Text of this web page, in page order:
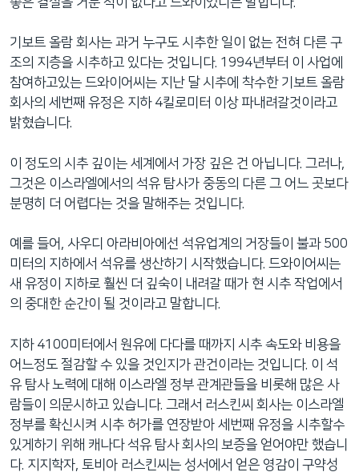
기보트 올람 회사는 과거 누구도 시추한 일이 없는 전혀 다른 구
조의 지층을 시추하고 있다는 것입니다. 1994년부터 이 사업에
참여하고있는 드와이어씨는 지난 달 시추에 착수한 기보트 올람
회사의 세번째 유정은 지하 4킬로미터 이상 파내려갈것이라고
밝혔습니다.
이 정도의 시추 깊이는 세계에서 가장 깊은 건 아닙니다. 그러나,
그것은 이스라엘에서의 석유 탐사가 중동의 다른 그 어느 곳보다
분명히 더 어렵다는 것을 말해주는 것입니다.
예를 들어, 사우디 아라비아에선 석유업계의 거장들이 불과 500
미터의 지하에서 석유를 생산하기 시작했습니다. 드와이어씨는
새 유정이 지하로 훨씬 더 깊숙이 내려갈 때가 현 시추 작업에서
의 중대한 순간이 될 것이라고 말합니다.
지하 4100미터에서 원유에 다다를 때까지 시추 속도와 비용을
어느정도 절감할 수 있을 것인지가 관건이라는 것입니다. 이 석
유 탐사 노력에 대해 이스라엘 정부 관계관들을 비롯해 많은 사
람들이 의문시하고 있습니다. 그래서 러스킨씨 회사는 이스라엘
정부를 확신시켜 시추 허가를 연장받아 세번째 유정을 시추할수
있게하기 위해 캐나다 석유 탐사 회사의 보증을 얻어야만 했습니
다. 지지학자, 토비아 러스킨씨는 성서에서 얻은 영감이 구약성